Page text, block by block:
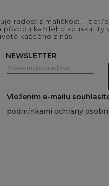
radost z maličkostí i
každého kousku. Ty
každého z nás.
NEWSLETTER
Vložením e-mailu
podmínkami ochrany